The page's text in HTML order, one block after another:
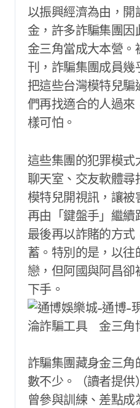
以振興經濟為由，開
金，許多詐騙集團因
金三角當成大本營。
刊，詐騙集團成員幾
把這些台灣模特兒騙
們再找適合的人過來
樣可怕。
這些集團的犯罪模
聊天室、交友軟體尋
模特兒開視訊，讓被
再由「鍵盤手」繼續
最後再以詐賭的方式
蓄。特別的是，以
戀，但阿國與阿昌
下手。
詐騙集團藏身金三角
數不少。（讀者提供）
曾參與訓練、差點